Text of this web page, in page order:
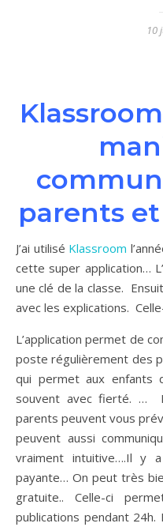
10
Klassroom
parents
J’ai utilisé Klassroom
cette super application…
une clé de la classe.
avec les explications.
L’application permet de
poste régulièrement des
qui permet aux enfants
souvent avec fierté. …
parents peuvent vous
peuvent aussi
vraiment intuitive….Il y
payante… On peut très
gratuite.. Celle-ci
publications pendant